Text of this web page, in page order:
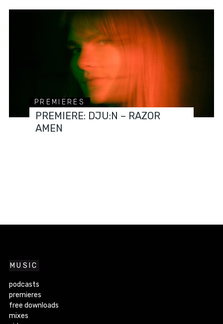
PREMIERES
PREMIERE: DJU:N – RAZOR
AMEN
MUSIC
podcasts
premieres
free downloads
mixes